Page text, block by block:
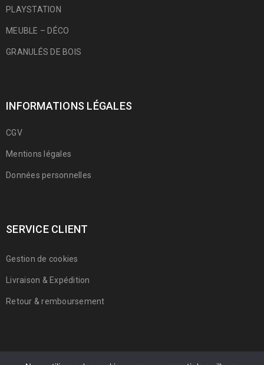
PLAYSTATION
MEUBLE – DÉCO
GRANULÉS DE BOIS
INFORMATIONS LÉGALES
CGV
Mentions légales
Données personnelles
SERVICE CLIENT
Gestion de cookies
Livraison & Expédition
Retour & remboursement